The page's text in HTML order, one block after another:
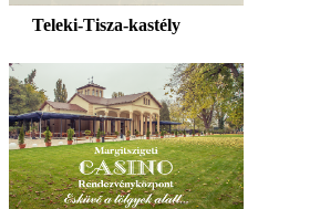
Teleki-Tisza-kastély